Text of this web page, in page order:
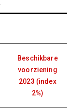
Beschikbare
voorziening
2023 (index
2%)